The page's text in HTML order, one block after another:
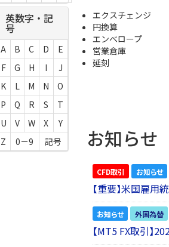
エクスチェンジ
円換算
エンベロープ
営業倉庫
延刻
お知らせ
CFD取引 お知らせ
【重要】米国雇
お知らせ 外国為替
【MT5 FX取引】
英数字・記
号
A B C D
E
F
G H I
J
K
L M N
O
P
Q R S
T
U
V W X
Y
Z
0－9 記号